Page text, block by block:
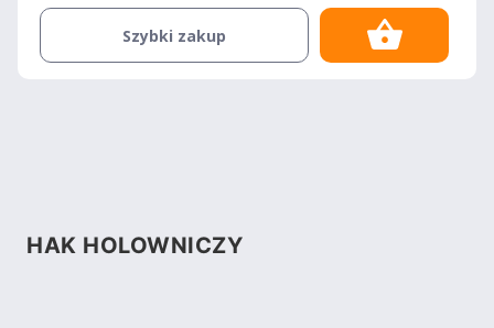
Szybki zakup
HAK HOLOWNICZY